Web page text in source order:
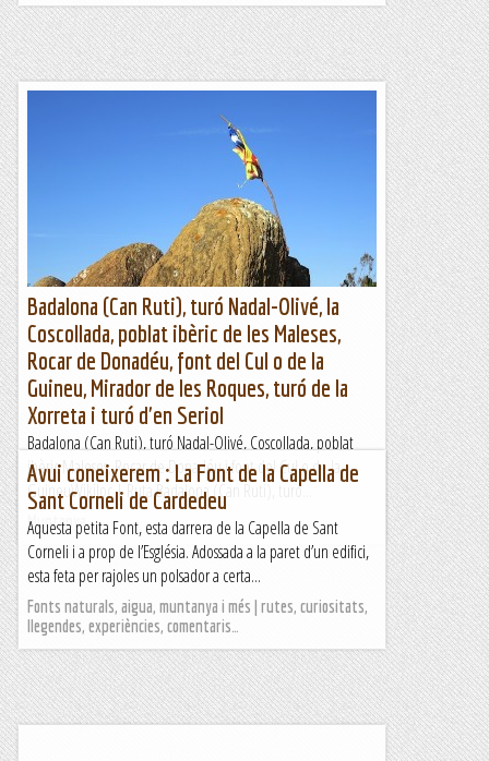
Badalona (Can Ruti), turó Nadal-Olivé, la
Coscollada, poblat ibèric de les Maleses,
Rocar de Donadéu, font del Cul o de la
Guineu, Mirador de les Roques, turó de la
Xorreta i turó d'en Seriol
Badalona (Can Ruti), turó Nadal-Olivé, Coscollada, poblat
ibèric Maleses, Rocar de Donadéu i font del Cul o de la
GuineuWikiloc | Ruta Badalona (Can Ruti), turó...
Muntanya
Avui coneixerem : La Font de la Capella de
Sant Corneli de Cardedeu
Aquesta petita Font, esta darrera de la Capella de Sant
Corneli i a prop de l’Església. Adossada a la paret d’un edifici,
esta feta per rajoles un polsador a certa...
Fonts naturals, aigua, muntanya i més | rutes, curiositats,
llegendes, experiències, comentaris…